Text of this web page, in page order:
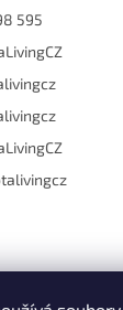
595